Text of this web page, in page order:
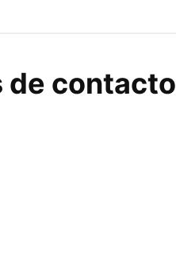
de contacto